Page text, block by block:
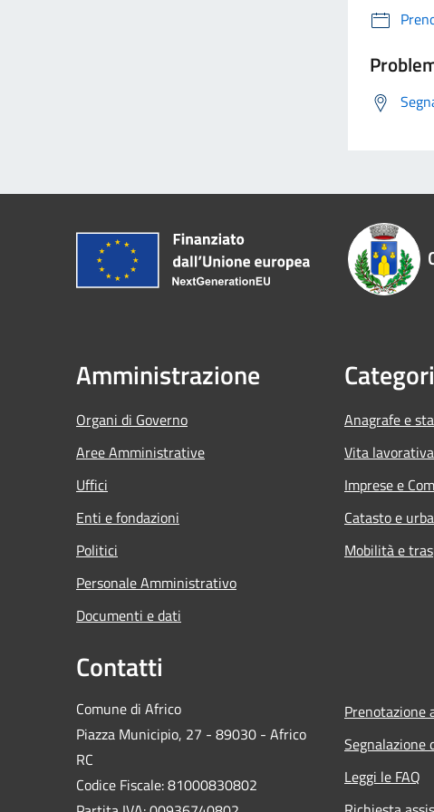
Amministrazione
Organi di Governo
Aree Amministrative
Uffici
Enti e fondazioni
Politici
Personale Amministrativo
Documenti e dati
Anagrafe e
Vita lavorativa
Imprese e
Catasto e
Mobilità e
Contatti
Comune di Africo
Piazza Municipio, 27 - 89030 - Africo
RC
Codice Fiscale: 81000830802
Prenotazione
Segnalazione
Leggi le FAQ